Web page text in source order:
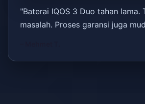
"Baterai IQOS 3 Duo tahan lama.
masalah. Proses garansi juga